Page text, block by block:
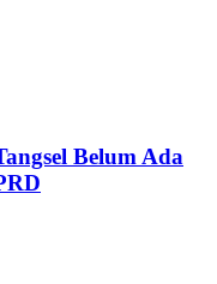
Belum Ada